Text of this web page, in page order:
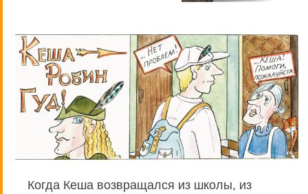
Когда Кеша возвращался из школы, из